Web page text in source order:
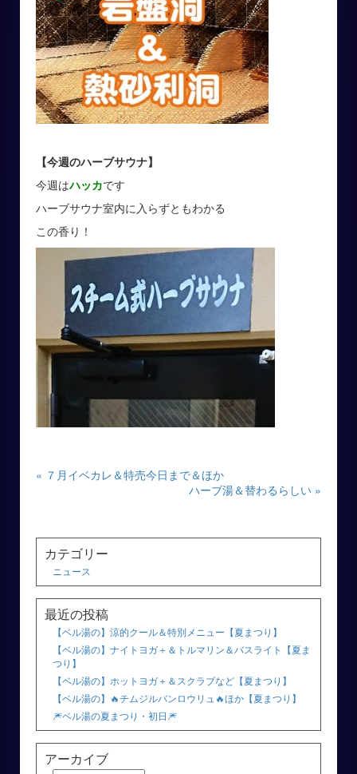
【今週のハーブサウナ】
今週はハッカです
ハーブサウナ室内に入らずともわかる
この香り！
« ７月イベカレ＆特売今日まで＆ほか
ハーブ湯＆替わるらしい »
カテゴリー
ニュース
最近の投稿
【ベル湯の】涼的クール＆特別メニュー【夏まつり】
【ベル湯の】ナイトヨガ＋＆トルマリン＆バスライト【夏ま
つり】
【ベル湯の】ホットヨガ＋＆スクラブなど【夏まつり】
【ベル湯の】🔥チムジルバンロウリュ🔥ほか【夏まつり】
🎆ベル湯の夏まつり・初日🎆
アーカイブ